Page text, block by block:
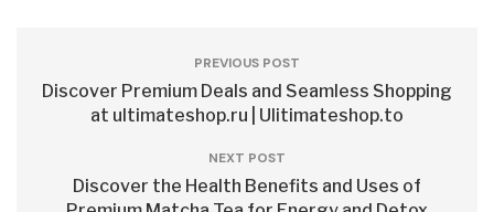
PREVIOUS POST
Discover Premium Deals and Seamless Shopping
at ultimateshop.ru | Ulitimateshop.to
NEXT POST
Discover the Health Benefits and Uses of